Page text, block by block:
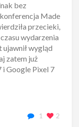
bez
Made
przecieki,
wydarzenia
wygląd
zatem już
Google Pixel 7
1 2